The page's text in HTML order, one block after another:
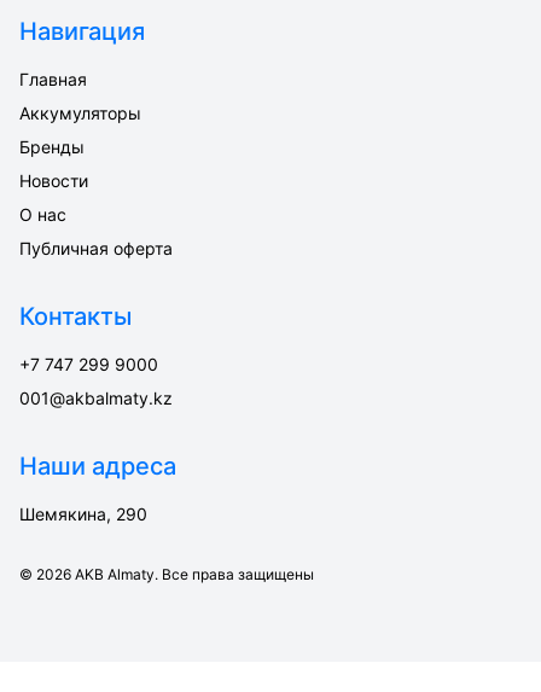
Навигация
Главная
Аккумуляторы
Бренды
Новости
О нас
Публичная оферта
Контакты
+7 747 299 9000
001@akbalmaty.kz
Наши адреса
Шемякина, 290
© 2026 AKB Almaty. Все права защищены